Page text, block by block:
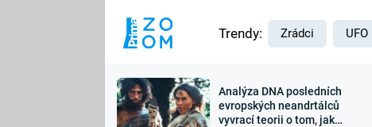
Výročí
Trendy: Zrádci UFO
Analýza DNA posledních
evropských neandrtálců
vyvrací teorii o tom, jak